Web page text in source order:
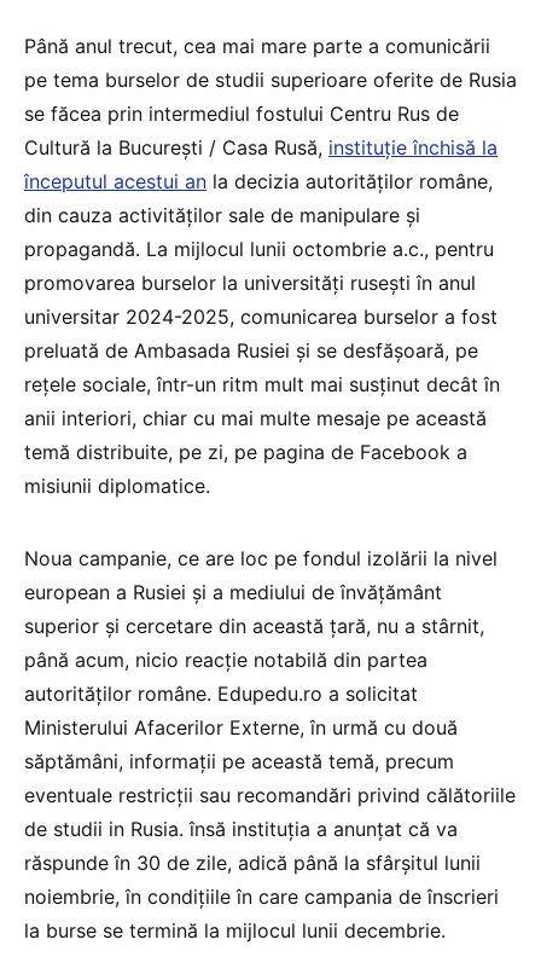
Până anul trecut, cea mai mare parte a comunicării
pe tema burselor de studii superioare oferite de Rusia
se făcea prin intermediul fostului Centru Rus de
Cultură la București / Casa Rusă, instituție închisă la
începutul acestui an la decizia autorităților române,
din cauza activităților sale de manipulare și
propagandă. La mijlocul lunii octombrie a.c., pentru
promovarea burselor la universități rusești în anul
universitar 2024-2025, comunicarea burselor a fost
preluată de Ambasada Rusiei și se desfășoară, pe
rețele sociale, într-un ritm mult mai susținut decât în
anii interiori, chiar cu mai multe mesaje pe această
temă distribuite, pe zi, pe pagina de Facebook a
misiunii diplomatice.
Noua campanie, ce are loc pe fondul izolării la nivel
european a Rusiei și a mediului de învățământ
superior și cercetare din această țară, nu a stârnit,
până acum, nicio reacție notabilă din partea
autorităților române. Edupedu.ro a solicitat
Ministerului Afacerilor Externe, în urmă cu două
săptămâni, informații pe această temă, precum
eventuale restricții sau recomandări privind călătoriile
de studii in Rusia. însă instituția a anunțat că va
răspunde în 30 de zile, adică până la sfârșitul lunii
noiembrie, în condițiile în care campania de înscrieri
la burse se termină la mijlocul lunii decembrie.